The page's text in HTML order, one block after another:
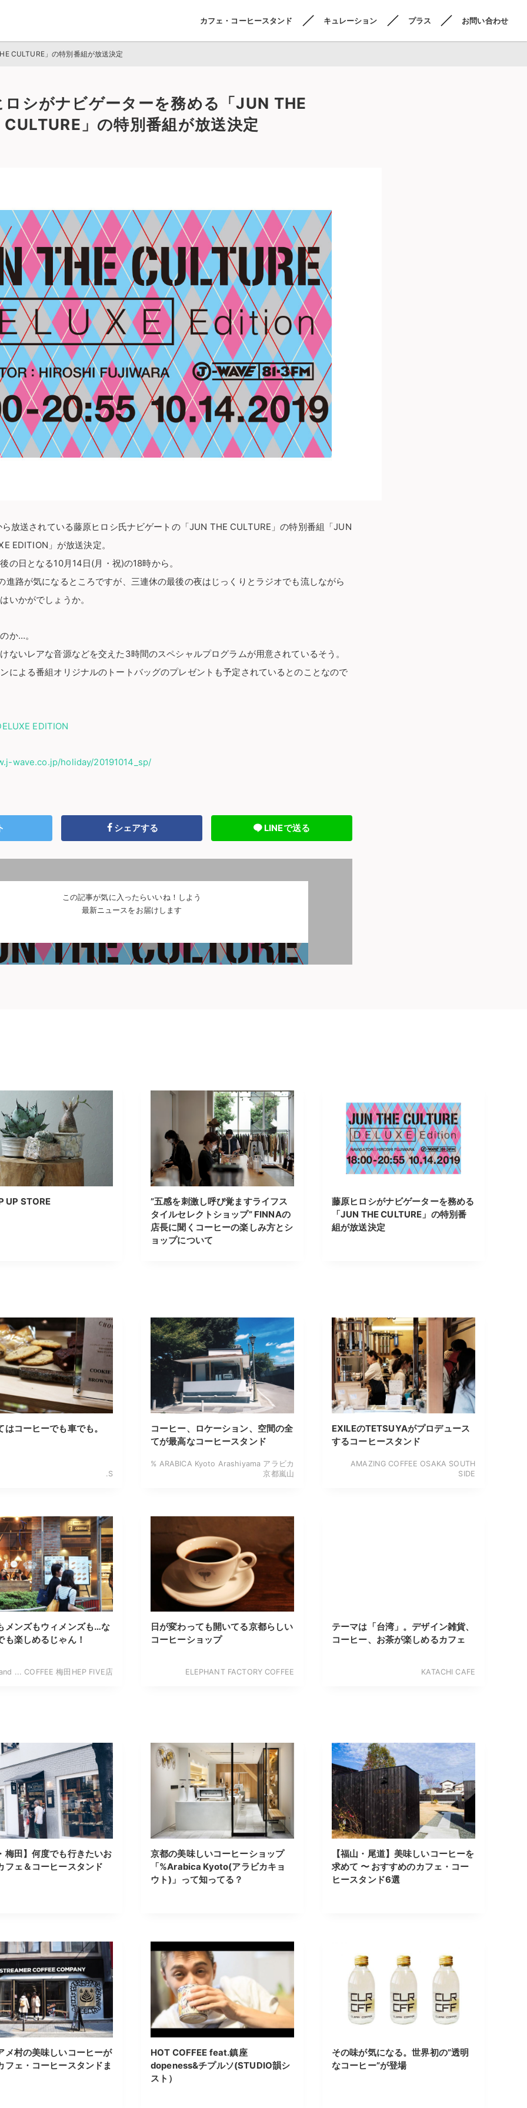
カフェ・コーヒースタンド キュレーション プラス お問い合わせ
CULTURE」の特別番組が放送決定
ロシがナビゲーターを務める「JUN THE
CULTURE」の特別番組が放送決定
放送されている藤原ヒロシ氏ナビゲートの「JUN THE CULTURE」の特別番組「JUN
EDITION」が放送決定。
の日となる10月14日(月・祝)の18時から。
進路が気になるところですが、三連休の最後の夜はじっくりとラジオでも流しながら
いかがでしょうか。
か…。
ないレアな音源などを交えた3時間のスペシャルプログラムが用意されているそう。
による番組オリジナルのトートバッグのプレゼントも予定されているとのことなので
EDITION
wave.co.jp/holiday/20191014_sp/
シェアする LINEで送る
この記事が気に入ったらいいね！しよう
最新ニュースをお届けします
UP STORE
”五感を刺激し呼び覚ますライフス
タイルセレクトショップ” FINNAの
店長に聞くコーヒーの楽しみ方とシ
ョップについて
藤原ヒロシがナビゲーターを務める
「JUN THE CULTURE」の特別番
組が放送決定
はコーヒーでも車でも。
.S
コーヒー、ロケーション、空間の全
てが最高なコーヒースタンド
% ARABICA Kyoto Arashiyama アラビカ
京都嵐山
EXILEのTETSUYAがプロデュース
するコーヒースタンド
AMAZING COFFEE OSAKA SOUTH
SIDE
メンズもウィメンズも…な
も楽しめるじゃん！
... COFFEE 梅田HEP FIVE店
日が変わっても開いてる京都らしい
コーヒーショップ
ELEPHANT FACTORY COFFEE
テーマは「台湾」。デザイン雑貨、
コーヒー、お茶が楽しめるカフェ
KATACHI CAFE
梅田】何度でも行きたいお
フェ＆コーヒースタンド
京都の美味しいコーヒーショップ
「%Arabica Kyoto(アラビカキョ
ウト)」って知ってる？
【福山・尾道】美味しいコーヒーを
求めて 〜 おすすめのカフェ・コー
ヒースタンド6選
メ村の美味しいコーヒーが
フェ・コーヒースタンドま
HOT COFFEE feat.鎮座
dopeness&チプルソ(STUDIO韻シ
スト）
その味が気になる。世界初の”透明
なコーヒー”が登場